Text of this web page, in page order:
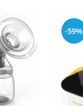
-59%